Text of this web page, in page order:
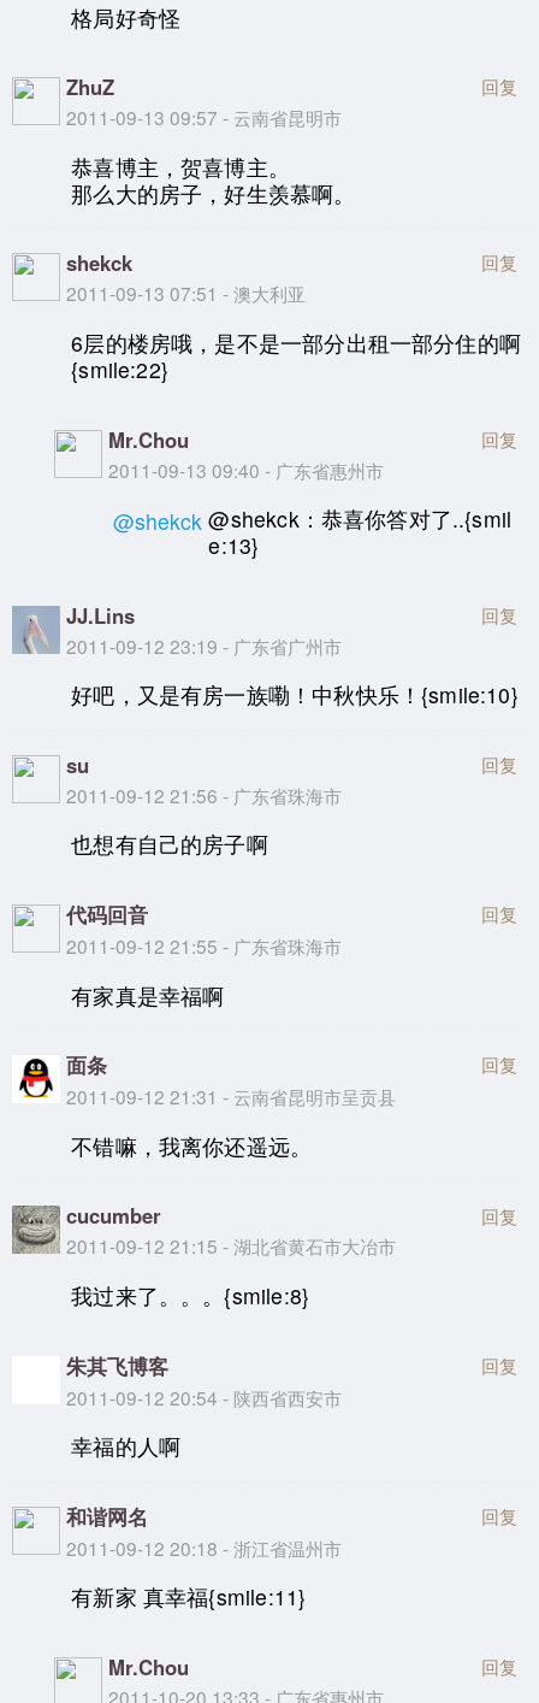
格局好奇怪
ZhuZ
2011-09-13 09:57 - 云南省昆明市
回复
恭喜博主，贺喜博主。
那么大的房子，好生羡慕啊。
shekck
2011-09-13 07:51 - 澳大利亚
回复
6层的楼房哦，是不是一部分出租一部分住的啊
{smile:22}
Mr.Chou
2011-09-13 09:40 - 广东省惠州市
回复
@shekck @shekck：恭喜你答对了..{smil
e:13}
JJ.Lins
2011-09-12 23:19 - 广东省广州市
回复
好吧，又是有房一族嘞！中秋快乐！{smile:10}
su
2011-09-12 21:56 - 广东省珠海市
回复
也想有自己的房子啊
代码回音
2011-09-12 21:55 - 广东省珠海市
回复
有家真是幸福啊
面条
2011-09-12 21:31 - 云南省昆明市呈贡县
回复
不错嘛，我离你还遥远。
cucumber
2011-09-12 21:15 - 湖北省黄石市大冶市
回复
我过来了。。。{smile:8}
朱其飞博客
2011-09-12 20:54 - 陕西省西安市
回复
幸福的人啊
和谐网名
2011-09-12 20:18 - 浙江省温州市
回复
有新家 真幸福{smile:11}
Mr.Chou
2011-10-20 13:33 - 广东省惠州市
回复